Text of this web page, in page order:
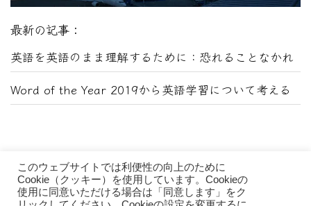
最新の記事：
英語を英語のまま理解するために：恐れることなかれ
Word of the Year 2019から英語学習について考える
このウェブサイトでは利便性の向上のために
Cookie（クッキー）を使用しています。Cookieの
使用に同意いただける場合は「同意します」をク